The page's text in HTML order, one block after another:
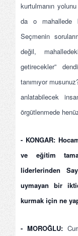
kurtulmanın
da o mahallede
Seçmenin
değil,
getirecekler”
tanımıyor
anlatabilecek
örgütlenmede
- KONGAR:
ve eğitim
liderlerinden
uymayan bir
kurmak için ne
- MOROĞLU: